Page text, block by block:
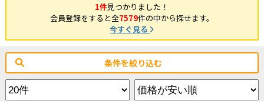
1件見つかりました！
会員登録をすると全7579件の中から探せます。
今すぐ見る
条件を絞り込む